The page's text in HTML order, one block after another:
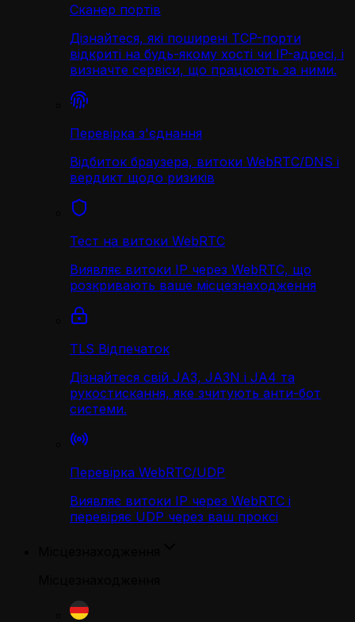
Сканер портів
Дізнайтеся, які поширені TCP-порти
відкриті на будь-якому хості чи IP-адресі, і
визначте сервіси, що працюють за ними.
Перевірка з'єднання
Відбиток браузера, витоки WebRTC/DNS і
вердикт щодо ризиків
Тест на витоки WebRTC
Виявляє витоки IP через WebRTC, що
розкривають ваше місцезнаходження
TLS Відпечаток
Дізнайтеся свій JA3, JA3N і JA4 та
рукостискання, яке зчитують анти-бот
системи.
Перевірка WebRTC/UDP
Виявляє витоки IP через WebRTC і
перевіряє UDP через ваш проксі